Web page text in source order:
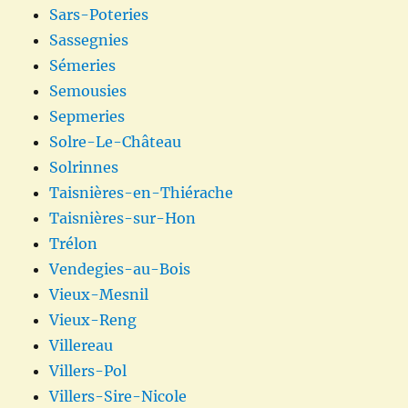
Sars-Poteries
Sassegnies
Sémeries
Semousies
Sepmeries
Solre-Le-Château
Solrinnes
Taisnières-en-Thiérache
Taisnières-sur-Hon
Trélon
Vendegies-au-Bois
Vieux-Mesnil
Vieux-Reng
Villereau
Villers-Pol
Villers-Sire-Nicole